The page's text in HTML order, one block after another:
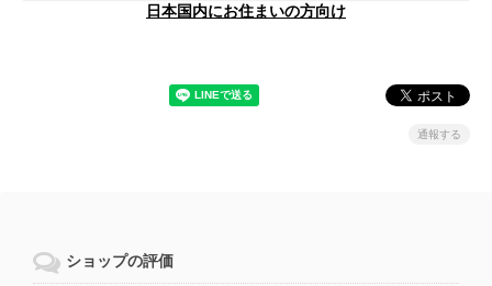
日本国内にお住まいの方向け
通報する
ショップの評価